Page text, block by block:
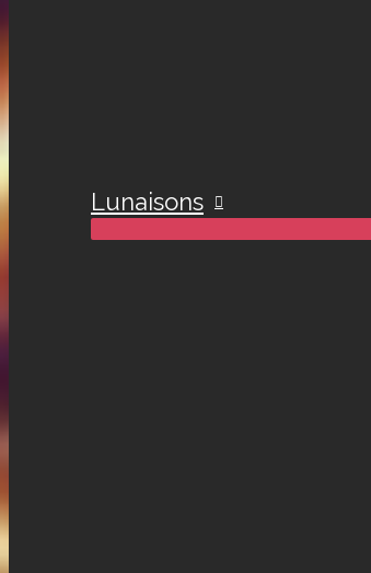
Lunaisons